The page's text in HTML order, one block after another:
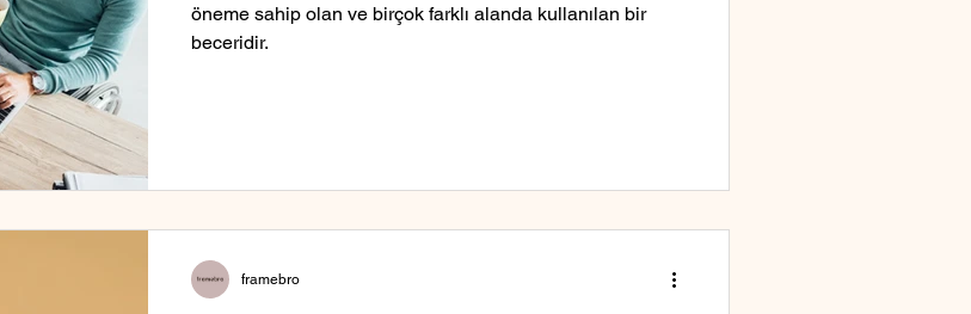
öneme sahip olan ve birçok farklı alanda kullanılan bir
beceridir.
framebro